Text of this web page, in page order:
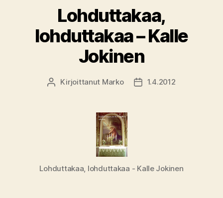
Lohduttakaa,
lohduttakaa – Kalle
Jokinen
Kirjoittaja
Kirjoittanut Marko Julkaisupäivämäärä
1.4.2012
Lohduttakaa, lohduttakaa - Kalle Jokinen